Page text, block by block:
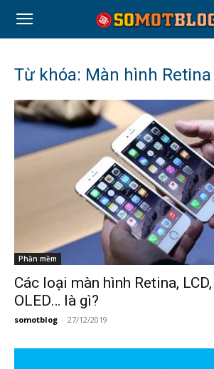
Từ khóa: Màn hình Retina
Phần mềm
Các loại màn hình Retina,
OLED… là gì?
somotblog - 27/12/2019